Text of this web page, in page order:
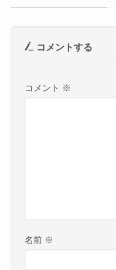
コメントする
コメント ※
名前 ※